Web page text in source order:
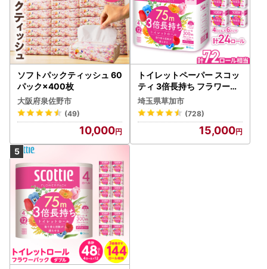
ソフトパックティッシュ 60
パック×400枚
大阪府泉佐野市
(49)
10,000
トイレットペーパー スコッ
ティ 3倍長持ち フラワーパ
ック 4ロール×6P
埼玉県草加市
(728)
15,000